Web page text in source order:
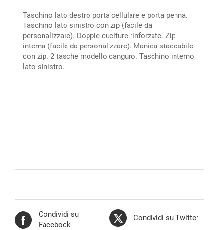
Taschino lato destro porta cellulare e porta penna.
Taschino lato sinistro con zip (facile da
personalizzare). Doppie cuciture rinforzate. Zip
interna (facile da personalizzare). Manica staccabile
con zip. 2 tasche modello canguro. Taschino interno
lato sinistro.
Condividi su
Facebook
Condividi su Twitter